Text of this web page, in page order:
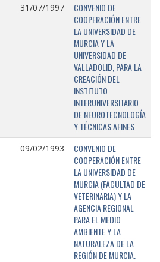
31/07/1997
CONVENIO DE
COOPERACIÓN ENTRE
LA UNIVERSIDAD DE
MURCIA Y LA
UNIVERSIDAD DE
VALLADOLID, PARA LA
CREACIÓN DEL
INSTITUTO
INTERUNIVERSITARIO
DE NEUROTECNOLOGÍA
Y TÉCNICAS AFINES
09/02/1993
CONVENIO DE
COOPERACIÓN ENTRE
LA UNIVERSIDAD DE
MURCIA (FACULTAD DE
VETERINARIA) Y LA
AGENCIA REGIONAL
PARA EL MEDIO
AMBIENTE Y LA
NATURALEZA DE LA
REGIÓN DE MURCIA.